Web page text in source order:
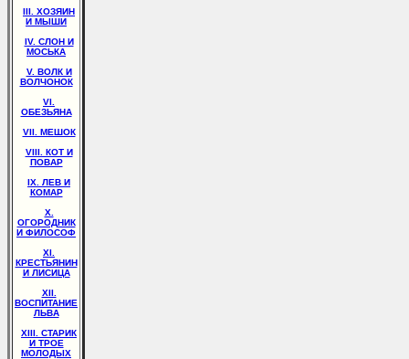
III. ХОЗЯИН
И МЫШИ
IV. СЛОН И
МОСЬКА
V. ВОЛК И
ВОЛЧОНОК
VI.
ОБЕЗЬЯНА
VII. МЕШОК
VIII. КОТ И
ПОВАР
IX. ЛЕВ И
КОМАР
X.
ОГОРОДНИК
И ФИЛОСОФ
XI.
КРЕСТЬЯНИН
И ЛИСИЦА
XII.
ВОСПИТАНИЕ
ЛЬВА
XIII. СТАРИК
И ТРОЕ
МОЛОДЫХ